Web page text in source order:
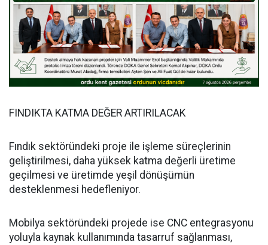
FINDIKTA KATMA DEĞER ARTIRILACAK
Fındık sektöründeki proje ile işleme süreçlerinin
geliştirilmesi, daha yüksek katma değerli üretime
geçilmesi ve üretimde yeşil dönüşümün
desteklenmesi hedefleniyor.
Mobilya sektöründeki projede ise CNC entegrasyonu
yoluyla kaynak kullanımında tasarruf sağlanması,